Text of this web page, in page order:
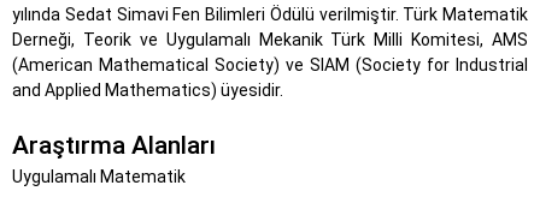
yılında Sedat Simavi Fen Bilimleri Ödülü verilmiştir. Türk Matematik
Derneği, Teorik ve Uygulamalı Mekanik Türk Milli Komitesi, AMS
(American Mathematical Society) ve SIAM (Society for Industrial
and Applied Mathematics) üyesidir.
Araştırma Alanları
Uygulamalı Matematik